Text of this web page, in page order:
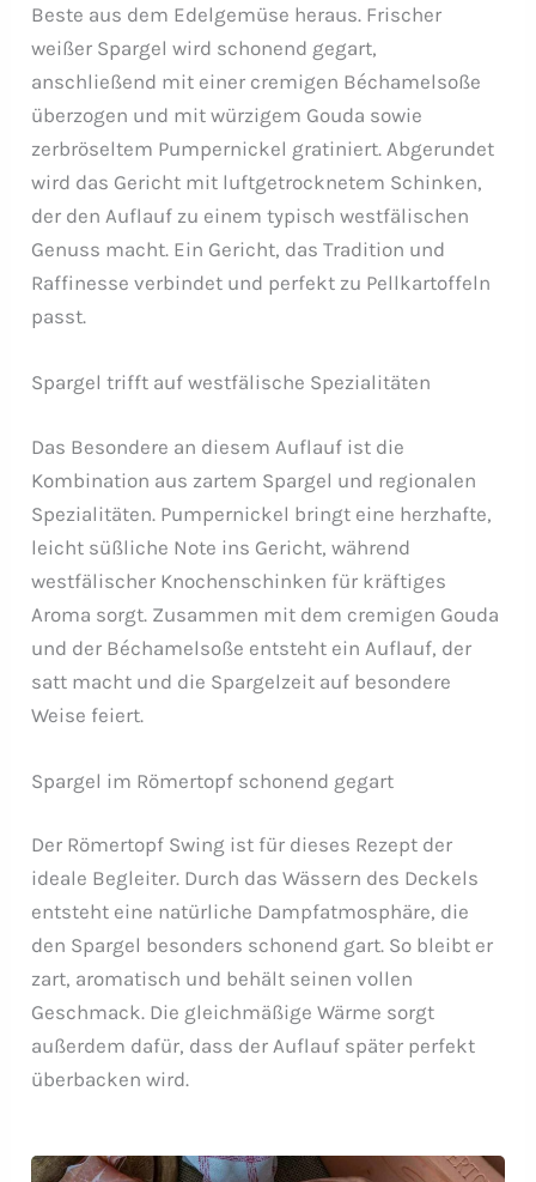
Beste aus dem Edelgemüse heraus. Frischer
weißer Spargel wird schonend gegart,
anschließend mit einer cremigen Béchamelsoße
überzogen und mit würzigem Gouda sowie
zerbröseltem Pumpernickel gratiniert. Abgerundet
wird das Gericht mit luftgetrocknetem Schinken,
der den Auflauf zu einem typisch westfälischen
Genuss macht. Ein Gericht, das Tradition und
Raffinesse verbindet und perfekt zu Pellkartoffeln
passt.
Spargel trifft auf westfälische Spezialitäten
Das Besondere an diesem Auflauf ist die
Kombination aus zartem Spargel und regionalen
Spezialitäten. Pumpernickel bringt eine herzhafte,
leicht süßliche Note ins Gericht, während
westfälischer Knochenschinken für kräftiges
Aroma sorgt. Zusammen mit dem cremigen Gouda
und der Béchamelsoße entsteht ein Auflauf, der
satt macht und die Spargelzeit auf besondere
Weise feiert.
Spargel im Römertopf schonend gegart
Der Römertopf Swing ist für dieses Rezept der
ideale Begleiter. Durch das Wässern des Deckels
entsteht eine natürliche Dampfatmosphäre, die
den Spargel besonders schonend gart. So bleibt er
zart, aromatisch und behält seinen vollen
Geschmack. Die gleichmäßige Wärme sorgt
außerdem dafür, dass der Auflauf später perfekt
überbacken wird.